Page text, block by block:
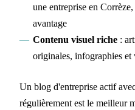
une entreprise en
avantage
Contenu visuel riche:
originales, infographies et
Un blog d'entreprise actif
régulièrement est le meilleur